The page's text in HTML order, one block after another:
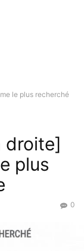
le plus recherché
droite]
plus
0